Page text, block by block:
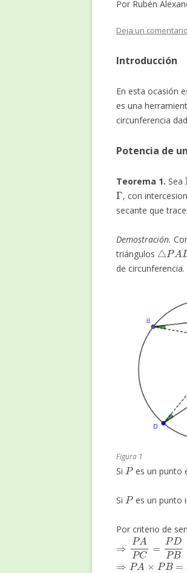
Por Rubén
Deja un comentario
Introducción
En esta ocasión
es una
circunferencia
Potencia de
Teorema 1. Sea
Γ
, con
secante que
Demostración.
triángulos
△PAD
de circunferencia.
Figura 1
Si
P
es un punto
Si
P
es un punto
Por criterio de
APC DPB
A×P =PC×